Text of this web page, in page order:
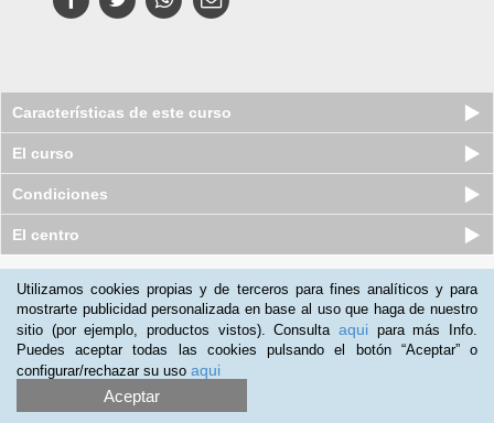
Características de este curso
El curso
Condiciones
El centro
Utilizamos cookies propias y de terceros para fines analíticos y para
mostrarte publicidad personalizada en base al uso que haga de nuestro
sitio (por ejemplo, productos vistos). Consulta aqui para más Info.
Puedes aceptar todas las cookies pulsando el botón “Aceptar” o
configurar/rechazar su uso aqui
Aceptar
Promociona tu negocio |Programa de Afiliación
2012-2026 Aprendum
LLámanos: